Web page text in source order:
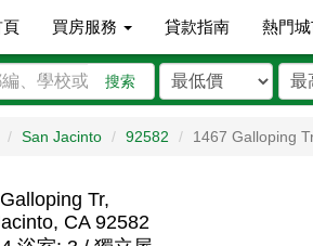
頁 買房服務 貸款指南 熱門
搜索
San Jacinto 92582 1467 Galloping
Tr,
CA 92582